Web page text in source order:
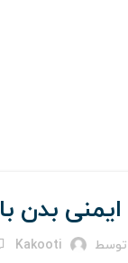
ایمنی
توسط Kakooti